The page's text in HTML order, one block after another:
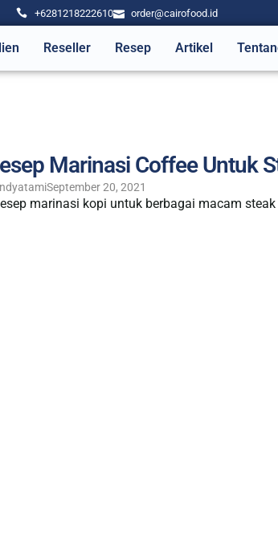
+6281218222610 order@cairofood.id
Reseller Resep Artikel
Marinasi Coffee Untuk
September 20, 2021
marinasi kopi untuk berbagai macam steak